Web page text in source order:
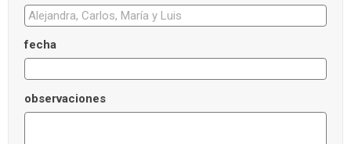
fecha
observaciones